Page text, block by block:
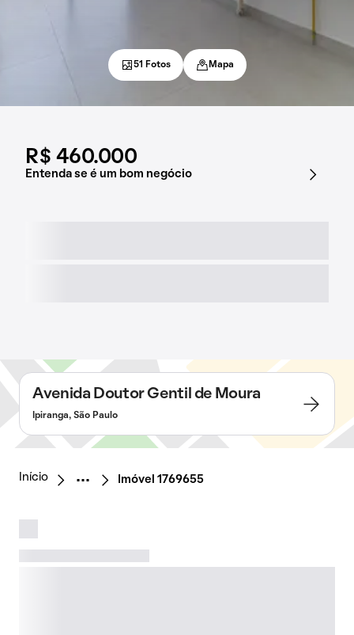
R$ 460.000
Entenda se é um bom negócio
51 Fotos Mapa
Avenida Doutor Gentil de Moura
Ipiranga, São Paulo
Início Imóvel 1769655